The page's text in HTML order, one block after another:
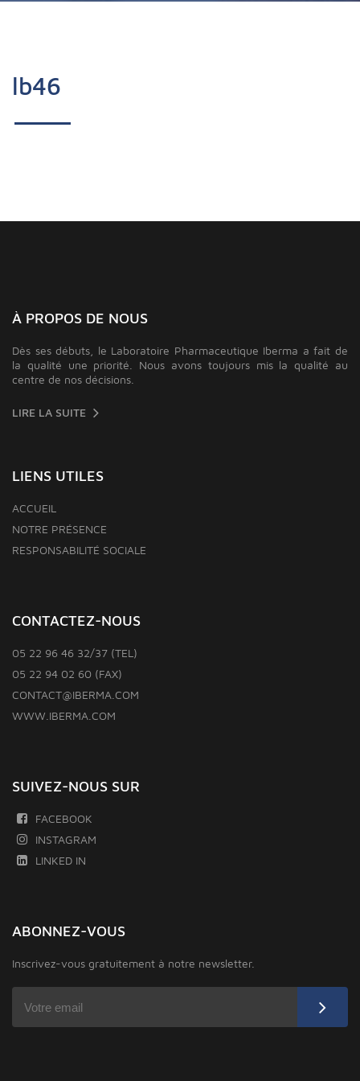
lb46
À PROPOS DE NOUS
Dès ses débuts, le Laboratoire Pharmaceutique Iberma a fait de
la qualité une priorité. Nous avons toujours mis la qualité au
centre de nos décisions.
LIRE LA SUITE
LIENS UTILES
ACCUEIL
NOTRE PRÉSENCE
RESPONSABILITÉ SOCIALE
CONTACTEZ-NOUS
05 22 96 46 32/37 (TEL)
05 22 94 02 60 (FAX)
CONTACT@IBERMA.COM
WWW.IBERMA.COM
SUIVEZ-NOUS SUR
FACEBOOK
INSTAGRAM
LINKED IN
ABONNEZ-VOUS
Inscrivez-vous gratuitement à notre newsletter.